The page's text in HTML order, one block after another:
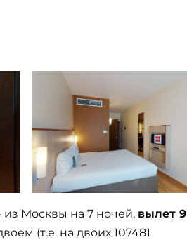
из Москвы на 7 ночей, вылет 9
(т.е. на двоих 107481